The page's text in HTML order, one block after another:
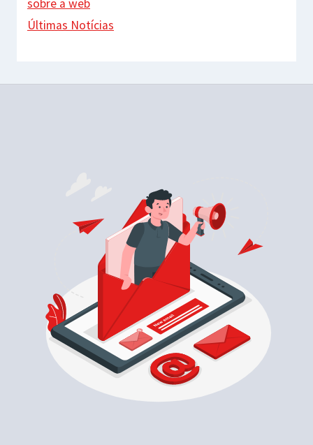
sobre a web
Últimas Notícias